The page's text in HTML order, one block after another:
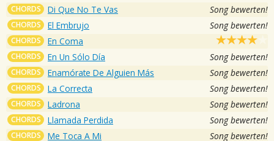
CHORDS Di Que No Te Vas Song bewerten!
CHORDS El Embrujo Song bewerten!
CHORDS En Coma
CHORDS En Un Sólo Día Song bewerten!
CHORDS Enamórate De Alguien Más Song bewerten!
CHORDS La Correcta Song bewerten!
CHORDS Ladrona Song bewerten!
CHORDS Llamada Perdida Song bewerten!
CHORDS Me Toca A Mi Song bewerten!